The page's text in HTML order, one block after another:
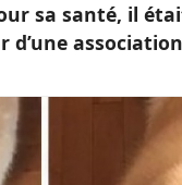
sa santé, il